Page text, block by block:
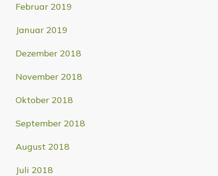
Februar 2019
Januar 2019
Dezember 2018
November 2018
Oktober 2018
September 2018
August 2018
Juli 2018